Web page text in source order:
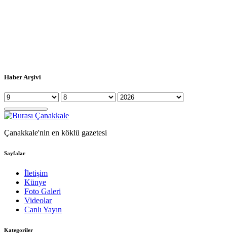
Haber Arşivi
Çanakkale'nin en köklü gazetesi
Sayfalar
İletişim
Künye
Foto Galeri
Videolar
Canlı Yayın
Kategoriler